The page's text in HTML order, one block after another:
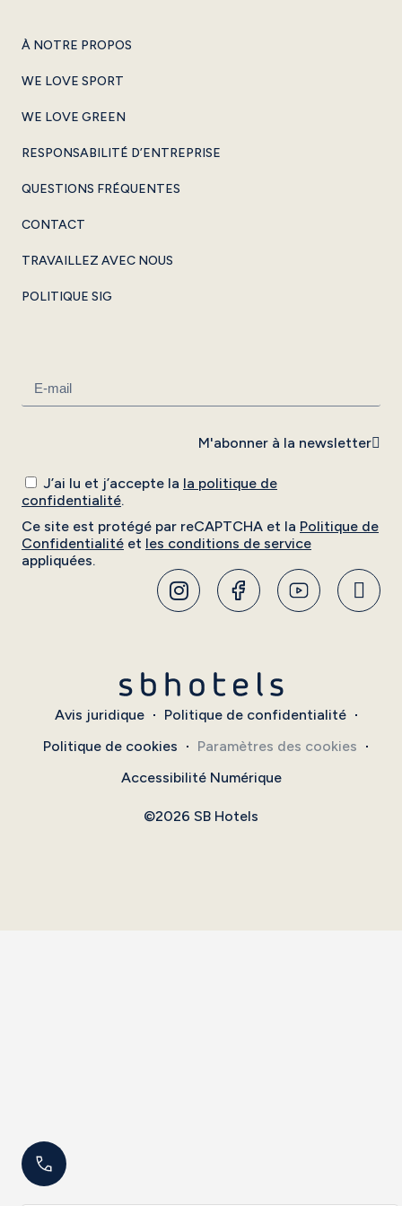
À NOTRE PROPOS
WE LOVE SPORT
WE LOVE GREEN
RESPONSABILITÉ D’ENTREPRISE
QUESTIONS FRÉQUENTES
CONTACT
TRAVAILLEZ AVEC NOUS
POLITIQUE SIG
J’ai lu et j’accepte la la politique de
confidentialité.
Ce site est protégé par reCAPTCHA et la Politique de
Confidentialité et les conditions de service
appliquées.
M'abonner à la newsletter
Avis juridique
Politique de confidentialité
Politique de cookies
Paramètres des cookies
Accessibilité Numérique
©2026 SB Hotels